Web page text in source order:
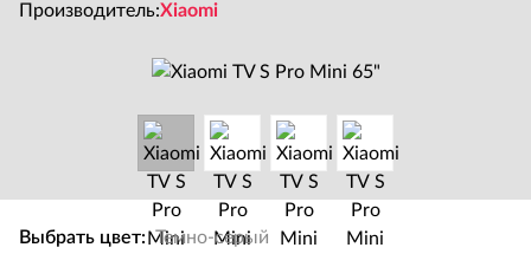
Производитель:Xiaomi
Выбрать цвет: Темно-серый